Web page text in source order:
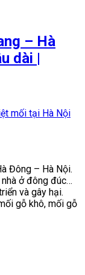
– Hà
dài |
mối tại Hà Nội
Đông – Hà Nội.
ở đông đúc…
và gây hại.
gỗ khô, mối gỗ